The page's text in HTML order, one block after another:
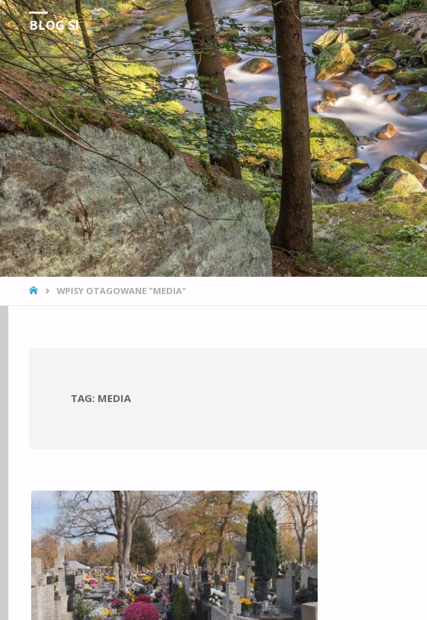
BLOG SI
Obserwacje Rzeczywistości
STRONA
WPISY OTAGOWANE "MEDIA"
TAG: MEDIA